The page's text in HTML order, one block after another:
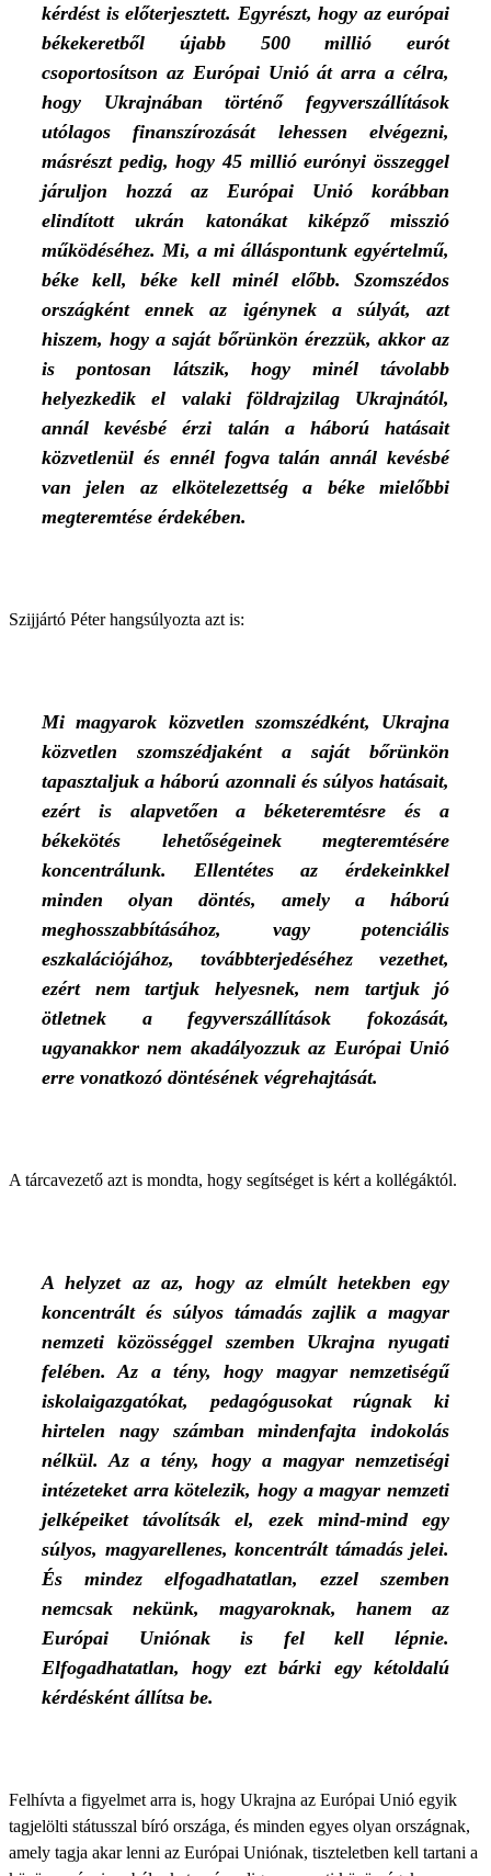
kérdést is előterjesztett. Egyrészt, hogy az európai
békekeretből újabb 500 millió eurót
csoportosítson az Európai Unió át arra a célra,
hogy Ukrajnában történő fegyverszállítások
utólagos finanszírozását lehessen elvégezni,
másrészt pedig, hogy 45 millió eurónyi összeggel
járuljon hozzá az Európai Unió korábban
elindított ukrán katonákat kiképző misszió
működéséhez. Mi, a mi álláspontunk egyértelmű,
béke kell, béke kell minél előbb. Szomszédos
országként ennek az igénynek a súlyát, azt
hiszem, hogy a saját bőrünkön érezzük, akkor az
is pontosan látszik, hogy minél távolabb
helyezkedik el valaki földrajzilag Ukrajnától,
annál kevésbé érzi talán a háború hatásait
közvetlenül és ennél fogva talán annál kevésbé
van jelen az elkötelezettség a béke mielőbbi
megteremtése érdekében.
Szijjártó Péter hangsúlyozta azt is:
Mi magyarok közvetlen szomszédként, Ukrajna
közvetlen szomszédjaként a saját bőrünkön
tapasztaljuk a háború azonnali és súlyos hatásait,
ezért is alapvetően a béketeremtésre és a
békekötés lehetőségeinek megteremtésére
koncentrálunk. Ellentétes az érdekeinkkel
minden olyan döntés, amely a háború
meghosszabbításához, vagy potenciális
eszkalációjához, továbbterjedéséhez vezethet,
ezért nem tartjuk helyesnek, nem tartjuk jó
ötletnek a fegyverszállítások fokozását,
ugyanakkor nem akadályozzuk az Európai Unió
erre vonatkozó döntésének végrehajtását.
A tárcavezető azt is mondta, hogy segítséget is kért a kollégáktól.
A helyzet az az, hogy az elmúlt hetekben egy
koncentrált és súlyos támadás zajlik a magyar
nemzeti közösséggel szemben Ukrajna nyugati
felében. Az a tény, hogy magyar nemzetiségű
iskolaigazgatókat, pedagógusokat rúgnak ki
hirtelen nagy számban mindenfajta indokolás
nélkül. Az a tény, hogy a magyar nemzetiségi
intézeteket arra kötelezik, hogy a magyar nemzeti
jelképeiket távolítsák el, ezek mind-mind egy
súlyos, magyarellenes, koncentrált támadás jelei.
És mindez elfogadhatatlan, ezzel szemben
nemcsak nekünk, magyaroknak, hanem az
Európai Uniónak is fel kell lépnie.
Elfogadhatatlan, hogy ezt bárki egy kétoldalú
kérdésként állítsa be.
Felhívta a figyelmet arra is, hogy Ukrajna az Európai Unió egyik
tagjelölti státusszal bíró országa, és minden egyes olyan országnak,
amely tagja akar lenni az Európai Uniónak, tiszteletben kell tartani a